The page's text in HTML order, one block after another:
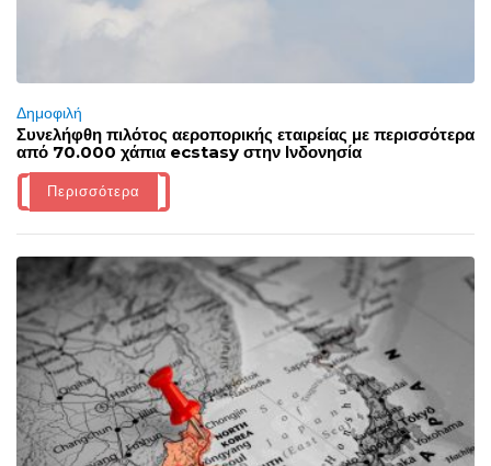
Δημοφιλή
Συνελήφθη πιλότος αεροπορικής εταιρείας με περισσότερα
από 70.000 χάπια ecstasy στην Ινδονησία
Περισσότερα